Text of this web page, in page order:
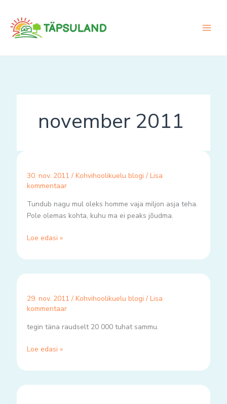
content
november 2011
30. nov. 2011 / Kohvihoolikuelu blogi / Lisa
kommentaar
Tundub nagu mul oleks homme vaja miljon asja teha.
Pole olemas kohta, kuhu ma ei peaks jõudma.
Loe edasi »
29. nov. 2011 / Kohvihoolikuelu blogi / Lisa
kommentaar
tegin täna raudselt 20 000 tuhat sammu.
Loe edasi »